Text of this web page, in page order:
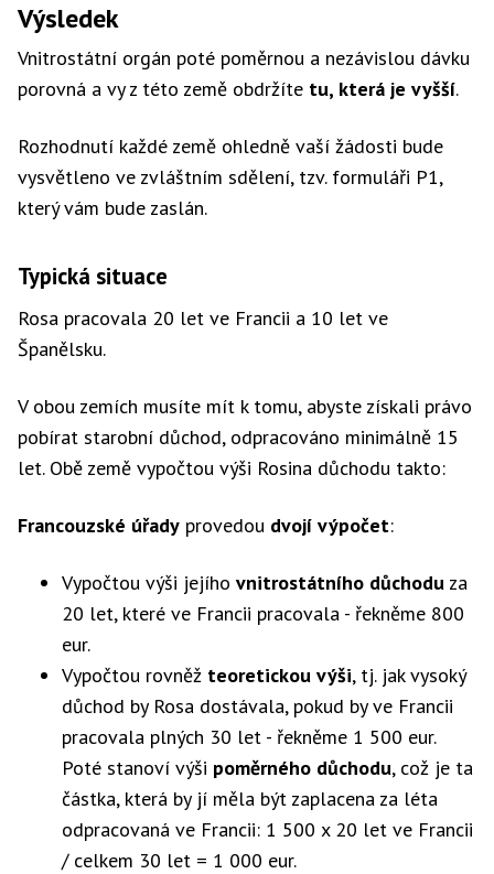
Výsledek
Vnitrostátní orgán poté poměrnou a nezávislou dávku
porovná a vy z této země obdržíte tu, která je vyšší.
Rozhodnutí každé země ohledně vaší žádosti bude
vysvětleno ve zvláštním sdělení, tzv. formuláři P1,
který vám bude zaslán.
Typická situace
Rosa pracovala 20 let ve Francii a 10 let ve
Španělsku.
V obou zemích musíte mít k tomu, abyste získali právo
pobírat starobní důchod, odpracováno minimálně 15
let. Obě země vypočtou výši Rosina důchodu takto:
Francouzské úřady provedou dvojí výpočet:
Vypočtou výši jejího vnitrostátního důchodu za
20 let, které ve Francii pracovala - řekněme 800
eur.
Vypočtou rovněž teoretickou výši, tj. jak vysoký
důchod by Rosa dostávala, pokud by ve Francii
pracovala plných 30 let - řekněme 1 500 eur.
Poté stanoví výši poměrného důchodu, což je ta
částka, která by jí měla být zaplacena za léta
odpracovaná ve Francii: 1 500 x 20 let ve Francii
/ celkem 30 let = 1 000 eur.